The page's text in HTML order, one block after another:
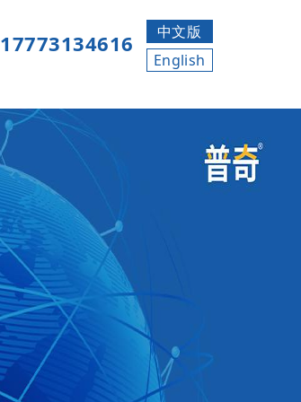
17773134616
中文版
English